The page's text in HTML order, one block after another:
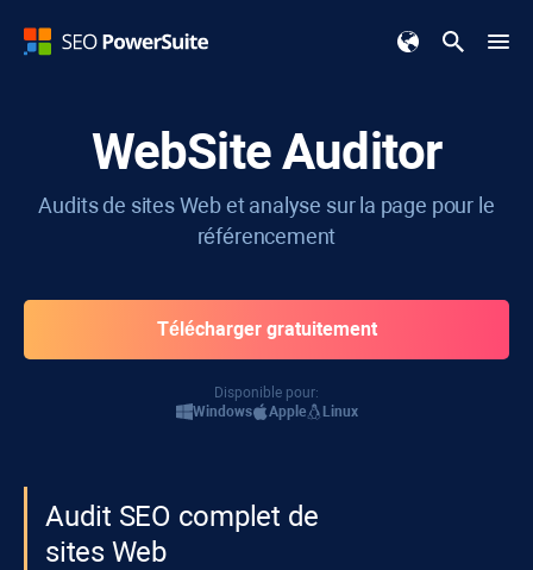
WebSite Auditor
Audits de sites Web et analyse sur la page pour le
référencement
Télécharger gratuitement
Disponible pour:
Windows
Apple Linux
Audit SEO complet de
sites Web